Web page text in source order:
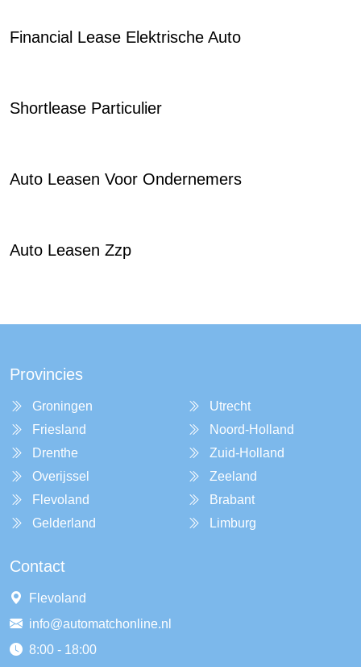
Financial Lease Elektrische Auto
Shortlease Particulier
Auto Leasen Voor Ondernemers
Auto Leasen Zzp
Provincies
Groningen
Friesland
Drenthe
Overijssel
Flevoland
Gelderland
Utrecht
Noord-Holland
Zuid-Holland
Zeeland
Brabant
Limburg
Contact
Flevoland
info@automatchonline.nl
8:00 - 18:00